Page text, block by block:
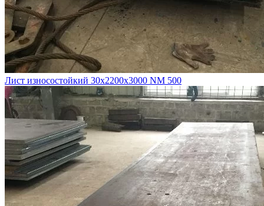
Лист износостойкий 30х2200х3000 NM 500